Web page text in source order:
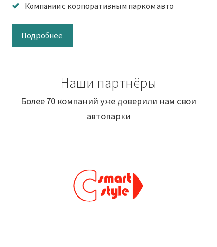
Компании с корпоративным парком авто
Подробнее
Наши партнёры
Более 70 компаний уже доверили нам свои
автопарки